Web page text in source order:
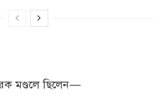
মণ্ডলে ছিলেন—